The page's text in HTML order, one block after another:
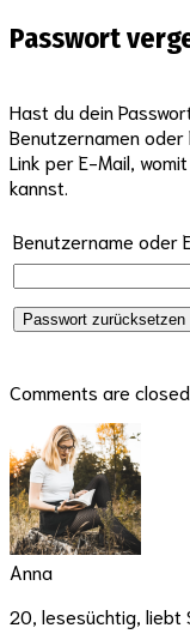
Passwort
Hast du dein
Benutzernamen
Link per E-Mail,
kannst.
Benutzername oder
Passwort zurücksetzen
Comments are closed.
Anna
20, lesesüchtig, liebt